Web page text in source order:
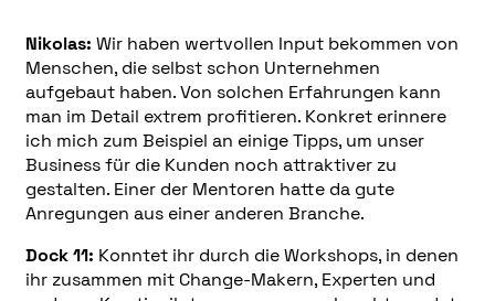
Nikolas: Wir haben wertvollen Input bekommen von
Menschen, die selbst schon Unternehmen
aufgebaut haben. Von solchen Erfahrungen kann
man im Detail extrem profitieren. Konkret erinnere
ich mich zum Beispiel an einige Tipps, um unser
Business für die Kunden noch attraktiver zu
gestalten. Einer der Mentoren hatte da gute
Anregungen aus einer anderen Branche.
Dock 11: Konntet ihr durch die Workshops, in denen
ihr zusammen mit Change-Makern, Experten und